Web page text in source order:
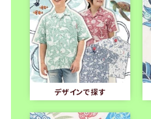
デザインで探す